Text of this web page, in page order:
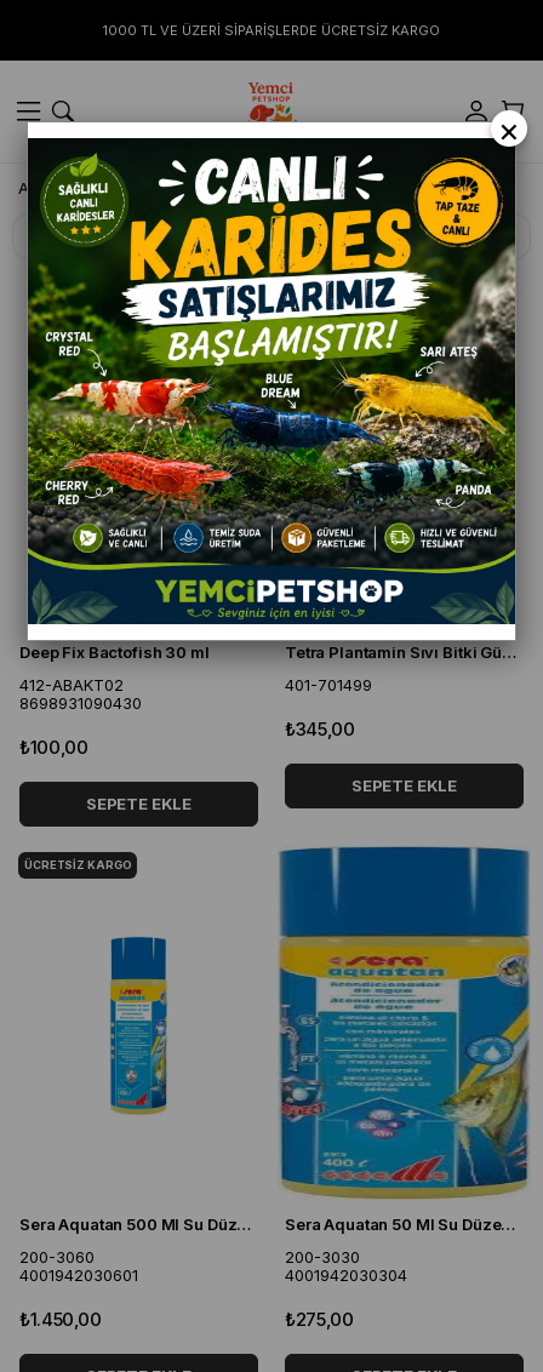
1000 TL VE ÜZERİ SİPARİŞLERDE ÜCRETSİZ KARGO
Anasayfa AKVARYUM Su Düzenleyiciler
Filtreleme Sıralama
Deep Fix Bactofish 30 ml
412-ABAKT02
8698931090430
₺100,00
SEPETE EKLE
Tetra Plantamin Sıvı Bitki Gübresi 100 ml
401-701499
₺345,00
SEPETE EKLE
Sera Aquatan 500 Ml Su Düzenleyici
200-3060
4001942030601
₺1.450,00
ÜCRETSIZ KARGO
Sera Aquatan 50 Ml Su Düzenleyici
200-3030
4001942030304
₺275,00
×